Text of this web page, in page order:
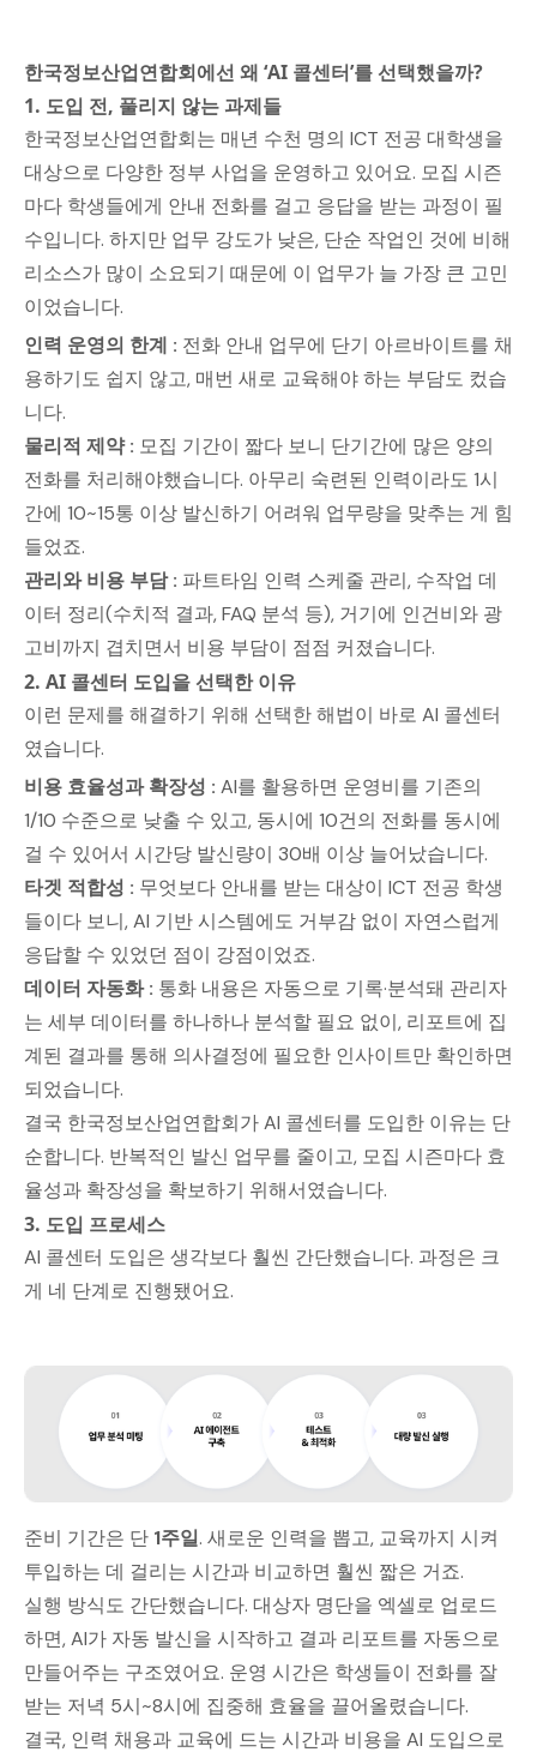
한국정보산업연합회에선 왜 ‘AI 콜센터’를 선택했을까?
1. 도입 전, 풀리지 않는 과제들
한국정보산업연합회는 매년 수천 명의 ICT 전공 대학생을
대상으로 다양한 정부 사업을 운영하고 있어요. 모집 시즌
마다 학생들에게 안내 전화를 걸고 응답을 받는 과정이 필
수입니다. 하지만 업무 강도가 낮은, 단순 작업인 것에 비해
리소스가 많이 소요되기 때문에 이 업무가 늘 가장 큰 고민
이었습니다.
인력 운영의 한계 : 전화 안내 업무에 단기 아르바이트를 채
용하기도 쉽지 않고, 매번 새로 교육해야 하는 부담도 컸습
니다.
물리적 제약 : 모집 기간이 짧다 보니 단기간에 많은 양의
전화를 처리해야했습니다. 아무리 숙련된 인력이라도 1시
간에 10~15통 이상 발신하기 어려워 업무량을 맞추는 게 힘
들었죠.
관리와 비용 부담 : 파트타임 인력 스케줄 관리, 수작업 데
이터 정리(수치적 결과, FAQ 분석 등), 거기에 인건비와 광
고비까지 겹치면서 비용 부담이 점점 커졌습니다.
2. AI 콜센터 도입을 선택한 이유
이런 문제를 해결하기 위해 선택한 해법이 바로 AI 콜센터
였습니다.
비용 효율성과 확장성 : AI를 활용하면 운영비를 기존의
1/10 수준으로 낮출 수 있고, 동시에 10건의 전화를 동시에
걸 수 있어서 시간당 발신량이 30배 이상 늘어났습니다.
타겟 적합성 : 무엇보다 안내를 받는 대상이 ICT 전공 학생
들이다 보니, AI 기반 시스템에도 거부감 없이 자연스럽게
응답할 수 있었던 점이 강점이었죠.
데이터 자동화 : 통화 내용은 자동으로 기록·분석돼 관리자
는 세부 데이터를 하나하나 분석할 필요 없이, 리포트에 집
계된 결과를 통해 의사결정에 필요한 인사이트만 확인하면
되었습니다.
결국 한국정보산업연합회가 AI 콜센터를 도입한 이유는 단
순합니다. 반복적인 발신 업무를 줄이고, 모집 시즌마다 효
율성과 확장성을 확보하기 위해서였습니다.
3. 도입 프로세스
AI 콜센터 도입은 생각보다 훨씬 간단했습니다. 과정은 크
게 네 단계로 진행됐어요.
준비 기간은 단 1주일. 새로운 인력을 뽑고, 교육까지 시켜
투입하는 데 걸리는 시간과 비교하면 훨씬 짧은 거죠.
실행 방식도 간단했습니다. 대상자 명단을 엑셀로 업로드
하면, AI가 자동 발신을 시작하고 결과 리포트를 자동으로
만들어주는 구조였어요. 운영 시간은 학생들이 전화를 잘
받는 저녁 5시~8시에 집중해 효율을 끌어올렸습니다.
결국, 인력 채용과 교육에 드는 시간과 비용을 AI 도입으로